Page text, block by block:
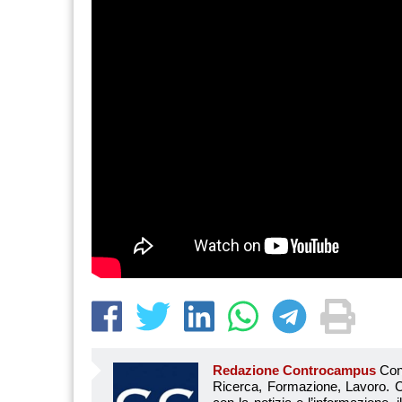
Redazione Controcampus Controcampus è Il magazine più letto dai giovani su: Scuola, Università, Ricerca, Formazione, Lavoro. Controcampus nasce nell’ottobre 2001 con la missione di affiancare con la notizia e l’informazione, il mondo dell’istruzione e dell’università. Il suo cuore pulsante sono i giovani, menti libere e non compromesse da nessun interesse di parte. Il progetto è ambizioso e Controcampus cresce e si evolve arricchendo il proprio staff con nuovi giovani vogliosi di